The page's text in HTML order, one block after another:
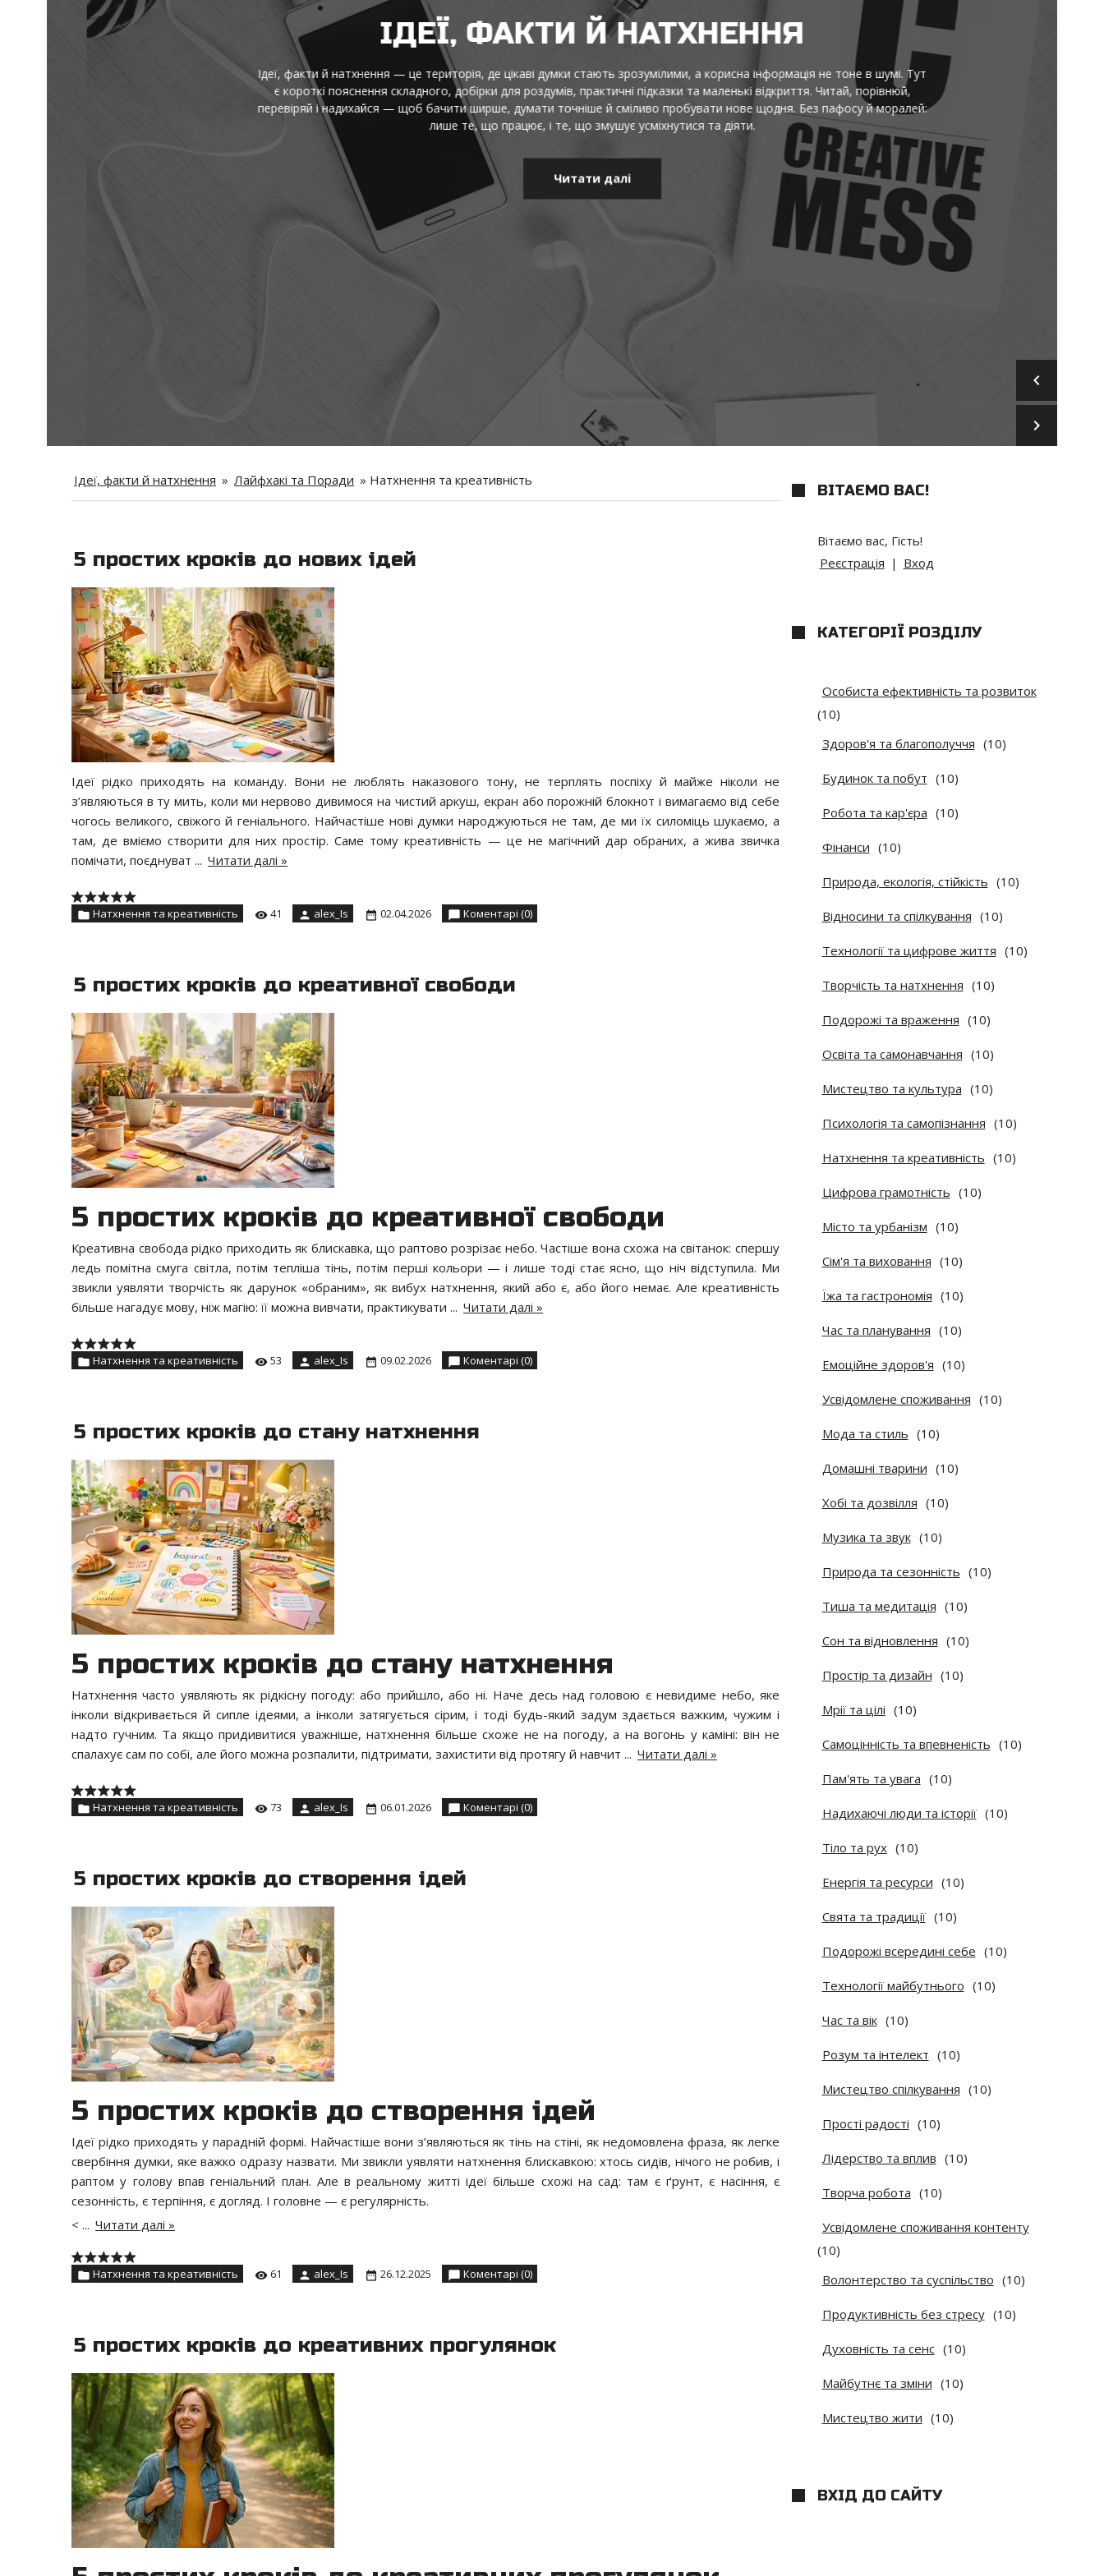
keyboard_arrow_left
keyboard_arrow_right
ІДЕЇ, ФАКТИ Й НАТХНЕННЯ
Ідеї, факти й натхнення — це територія, де цікаві думки стають зрозумілими, а корисна інформація не тоне в шумі. Тут
є короткі пояснення складного, добірки для роздумів, практичні підказки та маленькі відкриття. Читай, порівнюй,
перевіряй і надихайся — щоб бачити ширше, думати точніше й сміливо пробувати нове щодня. Без пафосу й моралей:
лише те, що працює, і те, що змушує усміхнутися та діяти.
Читати далі
Ідеї, факти й натхнення » Лайфхакі та Поради » Натхнення та креативність
5 простих кроків до нових ідей
Ідеї рідко приходять на команду. Вони не люблять наказового тону, не терплять поспіху й майже ніколи не
з’являються в ту мить, коли ми нервово дивимося на чистий аркуш, екран або порожній блокнот і вимагаємо від себе
чогось великого, свіжого й геніального. Найчастіше нові думки народжуються не там, де ми їх силоміць шукаємо, а
там, де вміємо створити для них простір. Саме тому креативність — це не магічний дар обраних, а жива звичка
помічати, поєднуват ... Читати далі »
Натхнення та креативність 41 alex_Is 02.04.2026 Коментарі (0)
5 простих кроків до креативної свободи
5 простих кроків до креативної свободи
Креативна свобода рідко приходить як блискавка, що раптово розрізає небо. Частіше вона схожа на світанок: спершу
ледь помітна смуга світла, потім тепліша тінь, потім перші кольори — і лише тоді стає ясно, що ніч відступила. Ми
звикли уявляти творчість як дарунок «обраним», як вибух натхнення, який або є, або його немає. Але креативність
більше нагадує мову, ніж магію: її можна вивчати, практикувати ... Читати далі »
Натхнення та креативність 53 alex_Is 09.02.2026 Коментарі (0)
5 простих кроків до стану натхнення
5 простих кроків до стану натхнення
Натхнення часто уявляють як рідкісну погоду: або прийшло, або ні. Наче десь над головою є невидиме небо, яке
інколи відкривається й сипле ідеями, а інколи затягується сірим, і тоді будь-який задум здається важким, чужим і
надто гучним. Та якщо придивитися уважніше, натхнення більше схоже не на погоду, а на вогонь у каміні: він не
спалахує сам по собі, але його можна розпалити, підтримати, захистити від протягу й навчит ... Читати далі »
Натхнення та креативність 73 alex_Is 06.01.2026 Коментарі (0)
5 простих кроків до створення ідей
5 простих кроків до створення ідей
Ідеї рідко приходять у парадній формі. Найчастіше вони з’являються як тінь на стіні, як недомовлена фраза, як легке
свербіння думки, яке важко одразу назвати. Ми звикли уявляти натхнення блискавкою: хтось сидів, нічого не робив, і
раптом у голову впав геніальний план. Але в реальному житті ідеї більше схожі на сад: там є ґрунт, є насіння, є
сезонність, є терпіння, є догляд. І головне — є регулярність.
< ... Читати далі »
Натхнення та креативність 61 alex_Is 26.12.2025 Коментарі (0)
5 простих кроків до креативних прогулянок
ВІТАЄМО ВАС!
Вітаємо вас, Гість!
Реєстрація | Вход
КАТЕГОРІЇ РОЗДІЛУ
Особиста ефективність та розвиток
(10)
Здоров'я та благополуччя (10)
Будинок та побут (10)
Робота та кар'єра (10)
Фінанси (10)
Природа, екологія, стійкість (10)
Відносини та спілкування (10)
Технології та цифрове життя (10)
Творчість та натхнення (10)
Подорожі та враження (10)
Освіта та самонавчання (10)
Мистецтво та культура (10)
Психологія та самопізнання (10)
Натхнення та креативність (10)
Цифрова грамотність (10)
Місто та урбанізм (10)
Сім'я та виховання (10)
Їжа та гастрономія (10)
Час та планування (10)
Емоційне здоров'я (10)
Усвідомлене споживання (10)
Мода та стиль (10)
Домашні тварини (10)
Хобі та дозвілля (10)
Музика та звук (10)
Природа та сезонність (10)
Тиша та медитація (10)
Сон та відновлення (10)
Простір та дизайн (10)
Мрії та цілі (10)
Самоцінність та впевненість (10)
Пам'ять та увага (10)
Надихаючі люди та історії (10)
Тіло та рух (10)
Енергія та ресурси (10)
Свята та традиції (10)
Подорожі всередині себе (10)
Технології майбутнього (10)
Час та вік (10)
Розум та інтелект (10)
Мистецтво спілкування (10)
Прості радості (10)
Лідерство та вплив (10)
Творча робота (10)
Усвідомлене споживання контенту
(10)
Волонтерство та суспільство (10)
Продуктивність без стресу (10)
Духовність та сенс (10)
Майбутнє та зміни (10)
Мистецтво жити (10)
ВХІД ДО САЙТУ